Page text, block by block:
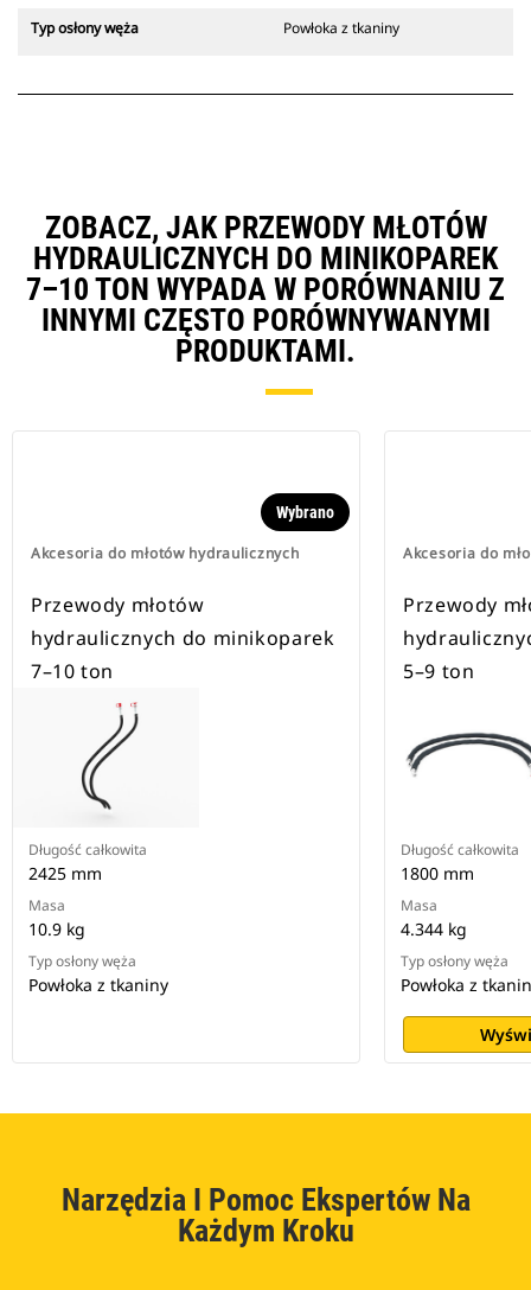
Typ osłony węża Powłoka z tkaniny
ZOBACZ, JAK PRZEWODY MŁOTÓW
HYDRAULICZNYCH DO MINIKOPAREK
7–10 TON WYPADA W PORÓWNANIU Z
INNYMI CZĘSTO PORÓWNYWANYMI
PRODUKTAMI.
Akcesoria do młotów hydraulicznych
Wybrano
Przewody młotów
hydraulicznych do minikoparek
7–10 ton
Długość całkowita
2425 mm
Masa
10.9 kg
Typ osłony węża
Powłoka z tkaniny
Akcesoria do
Przewody
5–9 ton
Długość całkowita
1800 mm
Masa
4.344 kg
Typ osłony węża
Powłoka z
Narzędzia I Pomoc Ekspertów Na
Każdym Kroku